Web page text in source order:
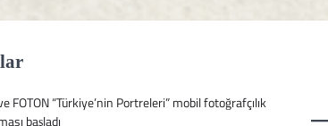
FOTON “Türkiye’nin Portreleri” mobil fotoğrafçılık
başladı